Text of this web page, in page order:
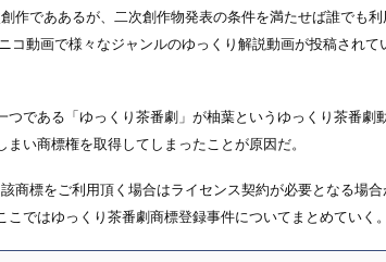
作でああるが、二次創作物発表の条件を満たせば誰でも
コ動画で様々なジャンルのゆっくり解説動画が投稿されて
つである「ゆっくり茶番劇」が柚葉というゆっくり茶番劇
い商標権を取得してしまったことが原因だ。
商標をご利用頂く場合はライセンス契約が必要となる場合
ではゆっくり茶番劇商標登録事件についてまとめていく。